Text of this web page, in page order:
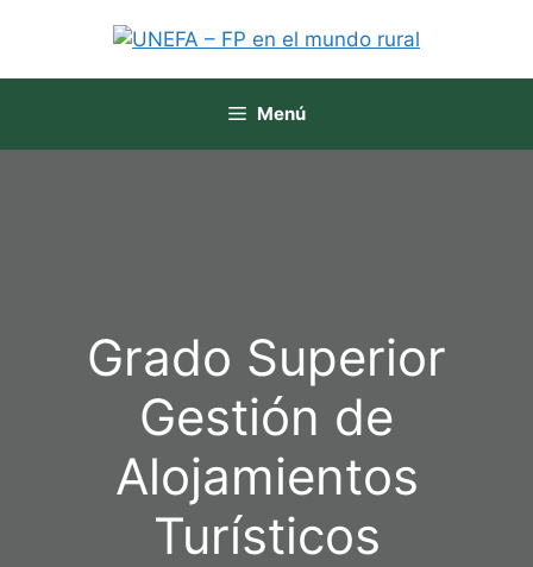
Menú
Grado Superior
Gestión de
Alojamientos
Turísticos